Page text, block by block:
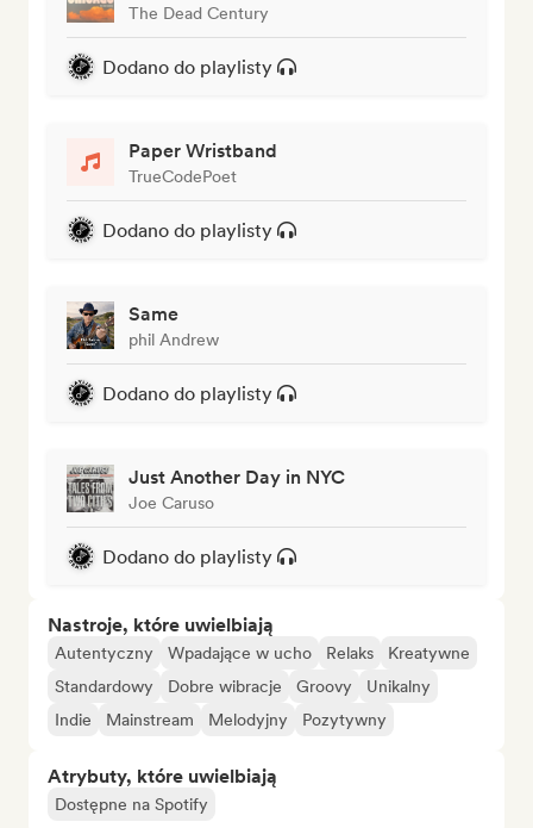
The Dead Century
Dodano do playlisty
Paper Wristband
TrueCodePoet
Dodano do playlisty
Same
phil Andrew
Dodano do playlisty
Just Another Day in NYC
Joe Caruso
Dodano do playlisty
Nastroje, które uwielbiają
Autentyczny Wpadające w ucho Relaks
Kreatywne
Standardowy
Dobre wibracje Groovy
Unikalny
Indie
Mainstream Melodyjny Pozytywny
Atrybuty, które uwielbiają
Dostępne na Spotify